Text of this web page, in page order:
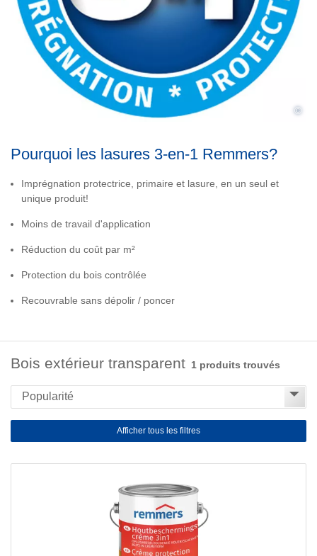
©
Pourquoi les lasures 3-en-1 Remmers?
Imprégnation protectrice, primaire et lasure, en un seul et
unique produit!
Moins de travail d'application
Réduction du coût par m²
Protection du bois contrôlée
Recouvrable sans dépolir / poncer
Bois extérieur transparent 1 produits trouvés
Afficher tous les filtres